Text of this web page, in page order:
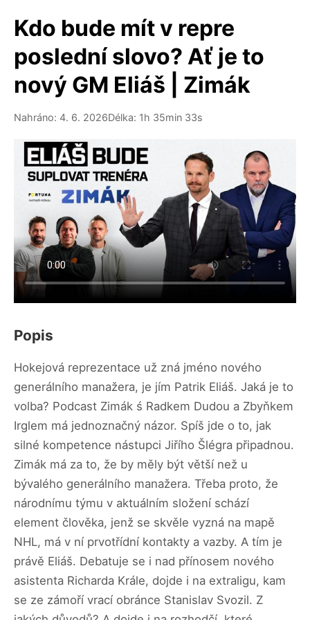
Kdo bude mít v repre
poslední slovo? Ať je to
nový GM Eliáš | Zimák
Nahráno: 4. 6. 2026Délka: 1h 35min 33s
Popis
Hokejová reprezentace už zná jméno nového
generálního manažera, je jím Patrik Eliáš. Jaká je to
volba? Podcast Zimák ś Radkem Dudou a Zbyňkem
Irglem má jednoznačný názor. Spíš jde o to, jak
silné kompetence nástupci Jiřího Šlégra připadnou.
Zimák má za to, že by měly být větší než u
bývalého generálního manažera. Třeba proto, že
národnímu týmu v aktuálním složení schází
element člověka, jenž se skvěle vyzná na mapě
NHL, má v ní prvotřídní kontakty a vazby. A tím je
právě Eliáš. Debatuje se i nad přínosem nového
asistenta Richarda Krále, dojde i na extraligu, kam
se ze zámoří vrací obránce Stanislav Svozil. Z